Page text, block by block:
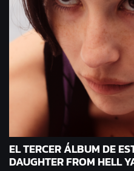
EL TERCER ÁLBUM DE
DAUGHTER FROM HELL